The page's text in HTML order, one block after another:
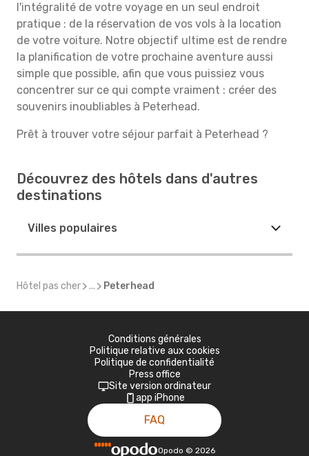
l'intégralité de votre voyage en un seul endroit
pratique : de la réservation de vos vols à la location
de votre voiture. Notre objectif ultime est de rendre
la planification de votre prochaine aventure aussi
simple que possible, afin que vous puissiez vous
concentrer sur ce qui compte vraiment : créer des
souvenirs inoubliables à Peterhead.
Prêt à trouver votre séjour parfait à Peterhead ?
Découvrez des hôtels dans d'autres
destinations
Villes populaires
Hôtel pas cher ... Peterhead
Conditions générales
Politique relative aux cookies
Politique de confidentialité
Press office
Site version ordinateur
app iPhone
FAQ
Opodo © 2026